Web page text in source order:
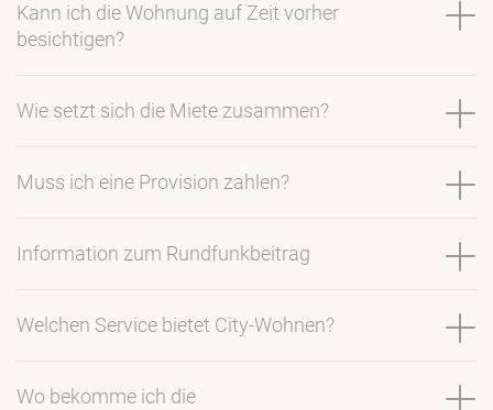
Kann ich die Wohnung auf Zeit vorher
besichtigen?
Wie setzt sich die Miete zusammen?
Muss ich eine Provision zahlen?
Information zum Rundfunkbeitrag
Welchen Service bietet City-Wohnen?
Wo bekomme ich die